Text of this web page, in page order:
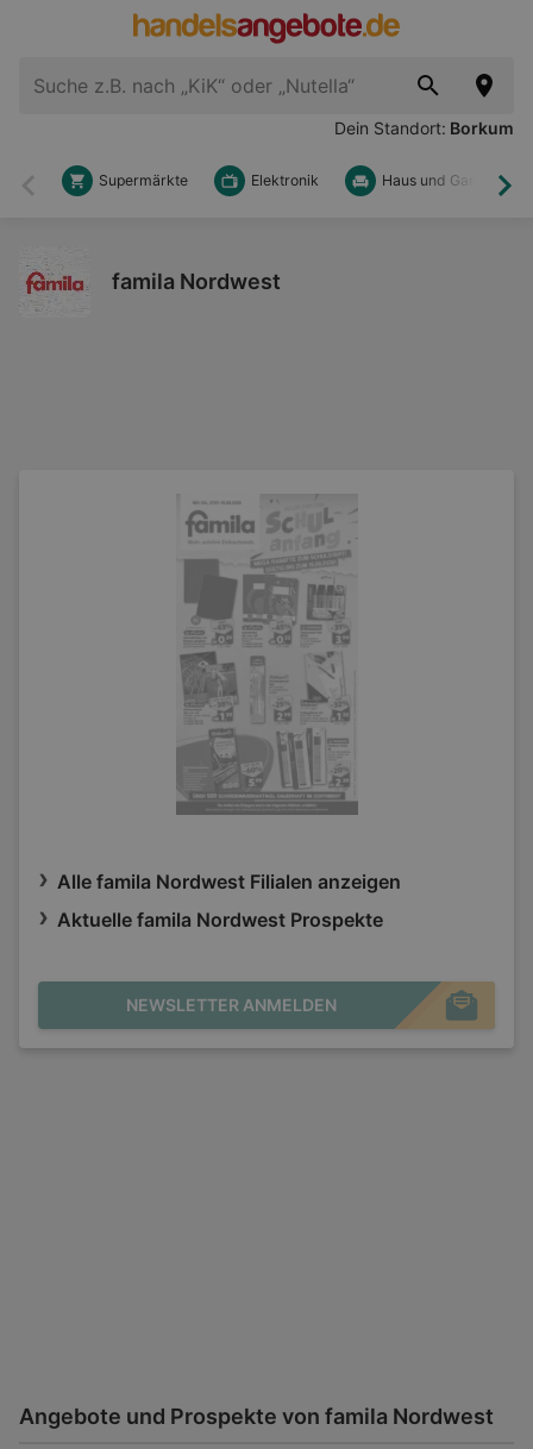
Dein Standort: Borkum
Zurück
Supermärkte Elektronik Haus und Garten
famila Nordwest
Alle famila Nordwest Filialen anzeigen
Aktuelle famila Nordwest Prospekte
NEWSLETTER ANMELDEN
Angebote und Prospekte von famila Nordwest